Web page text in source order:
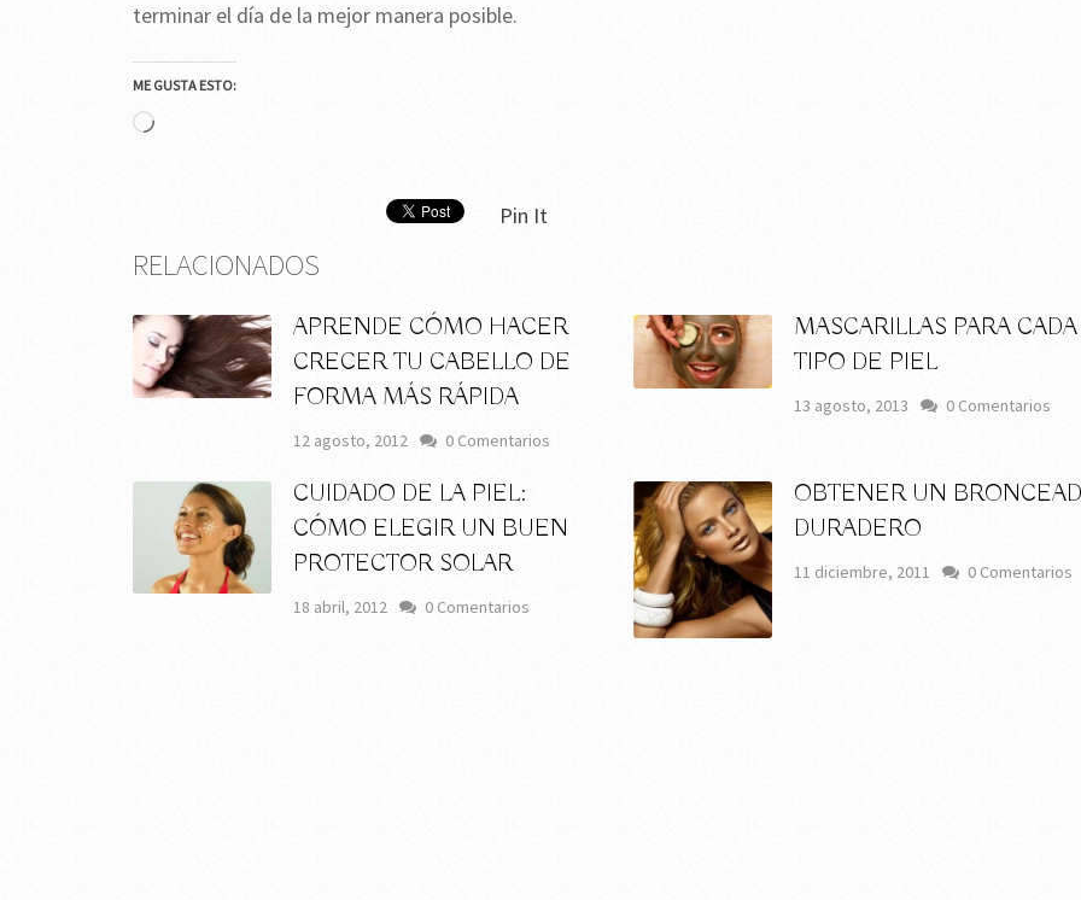
terminar el día de la mejor manera posible.
ME GUSTA ESTO:
Cargando...
Pin It
RELACIONADOS
APRENDE CÓMO HACER
CRECER TU CABELLO DE
FORMA MÁS RÁPIDA
12 agosto, 2012 0 Comentarios
MASCARILLAS PARA CADA
TIPO DE PIEL
13 agosto, 2013 0 Comentarios
CUIDADO DE LA PIEL:
CÓMO ELEGIR UN BUEN
PROTECTOR SOLAR
18 abril, 2012 0 Comentarios
OBTENER UN
DURADERO
11 diciembre, 2011 0 Comentarios